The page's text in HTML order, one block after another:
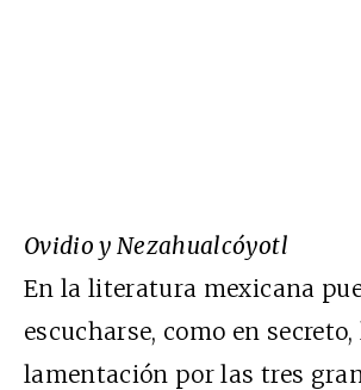
Ovidio y Nezahualcóyotl
En la literatura mexicana
escucharse, como en secreto,
lamentación por las tres